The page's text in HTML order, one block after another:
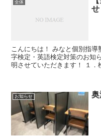
全体
せ
こんにちは！ みなと個別指
字検定・英語検定対策のお知
明させていただきます！ １
お知らせ